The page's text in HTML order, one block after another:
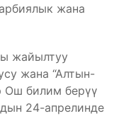
жана
жайылтуу
жана “Алтын-
Ош билим берүү
24-апрелинде